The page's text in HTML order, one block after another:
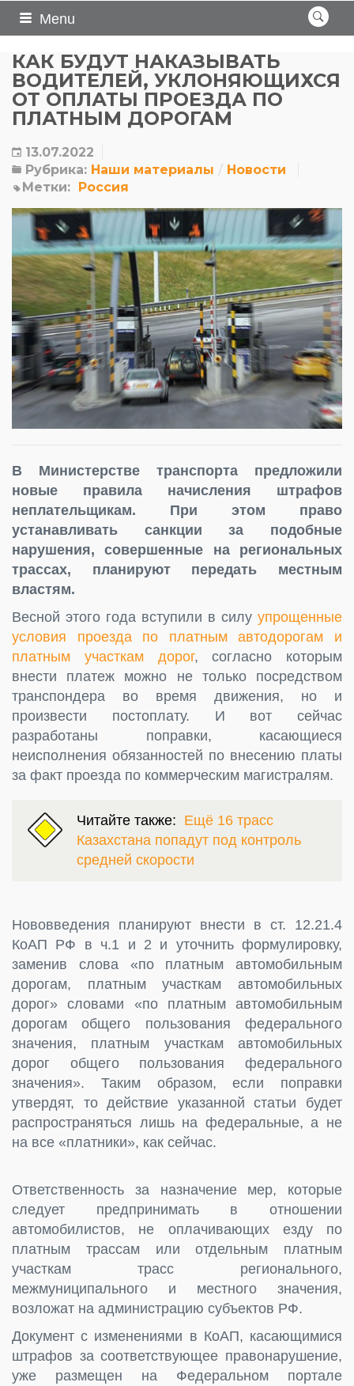
Menu
КАК БУДУТ НАКАЗЫВАТЬ
ВОДИТЕЛЕЙ, УКЛОНЯЮЩИХСЯ
ОТ ОПЛАТЫ ПРОЕЗДА ПО
ПЛАТНЫМ ДОРОГАМ
13.07.2022
Рубрика: Наши материалы
Новости
Метки: Россия
В Министерстве транспорта предложили
новые правила начисления штрафов
неплательщикам. При этом право
устанавливать санкции за подобные
нарушения, совершенные на региональных
трассах, планируют передать местным
властям.
Весной этого года вступили в силу упрощенные
условия проезда по платным автодорогам и
платным участкам дорог, согласно которым
внести платеж можно не только посредством
транспондера во время движения, но и
произвести постоплату. И вот сейчас
разработаны поправки, касающиеся
неисполнения обязанностей по внесению платы
за факт проезда по коммерческим магистралям.
Читайте также: Ещё 16 трасс
Казахстана попадут под контроль
средней скорости
Нововведения планируют внести в ст. 12.21.4
КоАП РФ в ч.1 и 2 и уточнить формулировку,
заменив слова «по платным автомобильным
дорогам, платным участкам автомобильных
дорог» словами «по платным автомобильным
дорогам общего пользования федерального
значения, платным участкам автомобильных
дорог общего пользования федерального
значения». Таким образом, если поправки
утвердят, то действие указанной статьи будет
распространяться лишь на федеральные, а не
на все «платники», как сейчас.
Ответственность за назначение мер, которые
следует предпринимать в отношении
автомобилистов, не оплачивающих езду по
платным трассам или отдельным платным
участкам трасс регионального,
межмуниципального и местного значения,
возложат на администрацию субъектов РФ.
Документ с изменениями в КоАП, касающимися
штрафов за соответствующее правонарушение,
уже размещен на Федеральном портале